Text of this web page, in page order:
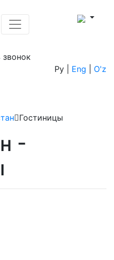
звонок
Ру
Eng O'z
Гостиницы
-